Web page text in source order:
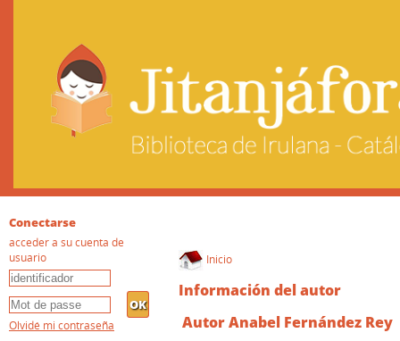
Inicio
Información del autor
Autor Anabel Fernández Rey
Conectarse
acceder a su cuenta de
usuario
Olvidé mi contraseña